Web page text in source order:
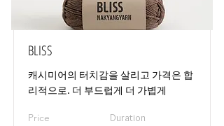
BLISS
캐시미어의 터치감을 살리고 가격은 합
리적으로. 더 부드럽게 더 가볍게
Price Duration